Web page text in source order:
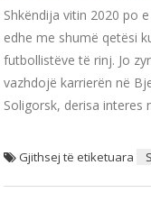
Shkëndija vitin 2020 po
edhe me shumë qetësi
futbollistëve të rinj. Jo
vazhdojë karrierën në
Soligorsk, derisa interes
Gjithsej të etiketuara